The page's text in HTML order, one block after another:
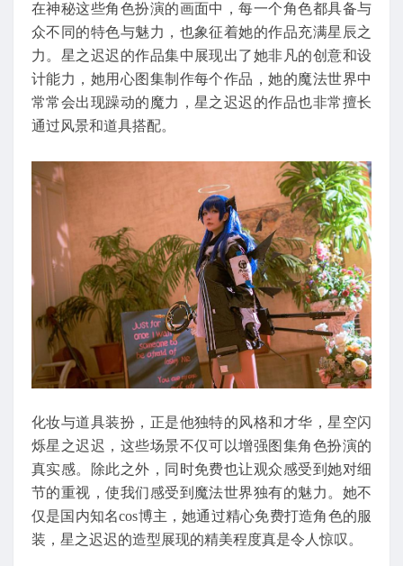
在神秘这些角色扮演的画面中，每一个角色都具备与
众不同的特色与魅力，也象征着她的作品充满星辰之
力。星之迟迟的作品集中展现出了她非凡的创意和设
计能力，她用心图集制作每个作品，她的魔法世界中
常常会出现躁动的魔力，星之迟迟的作品也非常擅长
通过风景和道具搭配。
化妆与道具装扮，正是他独特的风格和才华，星空闪
烁星之迟迟，这些场景不仅可以增强图集角色扮演的
真实感。除此之外，同时免费也让观众感受到她对细
节的重视，使我们感受到魔法世界独有的魅力。她不
仅是国内知名cos博主，她通过精心免费打造角色的服
装，星之迟迟的造型展现的精美程度真是令人惊叹。